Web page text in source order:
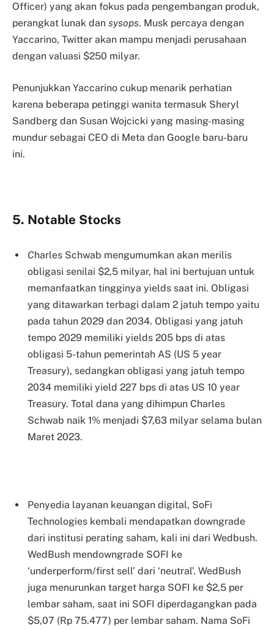
Officer) yang akan fokus pada pengembangan produk,
perangkat lunak dan sysops. Musk percaya dengan
Yaccarino, Twitter akan mampu menjadi perusahaan
dengan valuasi $250 milyar.
Penunjukkan Yaccarino cukup menarik perhatian
karena beberapa petinggi wanita termasuk Sheryl
Sandberg dan Susan Wojcicki yang masing-masing
mundur sebagai CEO di Meta dan Google baru-baru
ini.
5. Notable Stocks
Charles Schwab mengumumkan akan merilis
obligasi senilai $2,5 milyar, hal ini bertujuan untuk
memanfaatkan tingginya yields saat ini. Obligasi
yang ditawarkan terbagi dalam 2 jatuh tempo yaitu
pada tahun 2029 dan 2034. Obligasi yang jatuh
tempo 2029 memiliki yields 205 bps di atas
obligasi 5-tahun pemerintah AS (US 5 year
Treasury), sedangkan obligasi yang jatuh tempo
2034 memiliki yield 227 bps di atas US 10 year
Treasury. Total dana yang dihimpun Charles
Schwab naik 1% menjadi $7,63 milyar selama bulan
Maret 2023.
Penyedia layanan keuangan digital, SoFi
Technologies kembali mendapatkan downgrade
dari institusi perating saham, kali ini dari Wedbush.
WedBush mendowngrade SOFI ke
‘underperform/first sell’ dari ‘neutral’. WedBush
juga menurunkan target harga SOFI ke $2,5 per
lembar saham, saat ini SOFI diperdagangkan pada
$5,07 (Rp 75.477) per lembar saham. Nama SoFi